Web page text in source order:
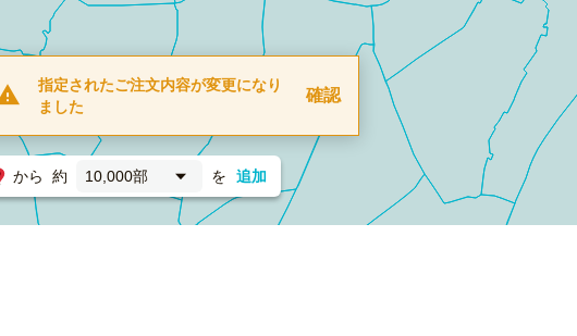
指定されたご注文内容が変更になり
ました
確認
から 約 10,000部 を 追加